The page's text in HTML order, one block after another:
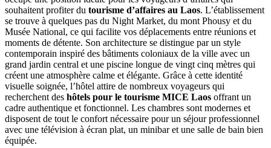
Pullman
Luang
Prabang
5. Où organiser une conférence
professionnelle au Laos ? Avani+ Luang
Prabang Hotel est un bon choix
Adresse : Route Setthathirath, village de Hua Xieng, Luang
Prabang, Laos
Map :https://maps.app.goo.gl/BaA6ggbKQ4W8EAoq7
Tél : +85 671 262 333